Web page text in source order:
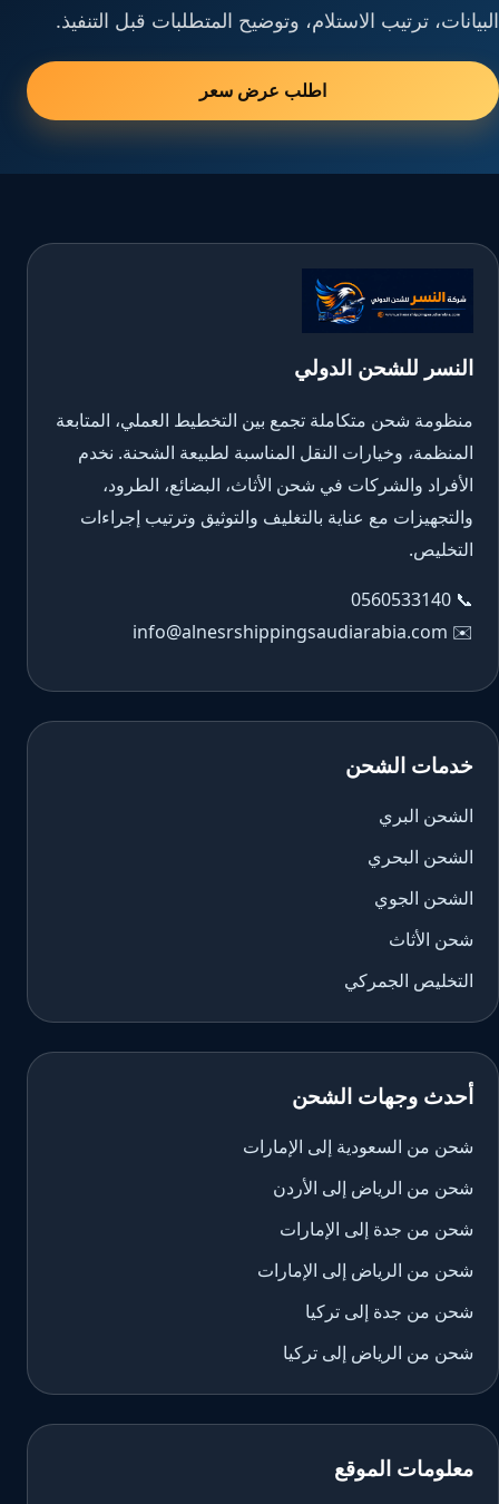
البيانات، ترتيب الاستلام، وتوضيح المتطلبات قبل التنفيذ.
اطلب عرض سعر
النسر للشحن الدولي
منظومة شحن متكاملة تجمع بين التخطيط العملي، المتابعة
المنظمة، وخيارات النقل المناسبة لطبيعة الشحنة. نخدم
الأفراد والشركات في شحن الأثاث، البضائع، الطرود،
والتجهيزات مع عناية بالتغليف والتوثيق وترتيب إجراءات
التخليص.
📞
0560533140
✉️
info@alnesrshippingsaudiarabia.com
خدمات الشحن
الشحن البري
الشحن البحري
الشحن الجوي
شحن الأثاث
التخليص الجمركي
أحدث وجهات الشحن
شحن من السعودية إلى الإمارات
شحن من الرياض إلى الأردن
شحن من جدة إلى الإمارات
شحن من الرياض إلى الإمارات
شحن من جدة إلى تركيا
شحن من الرياض إلى تركيا
معلومات الموقع